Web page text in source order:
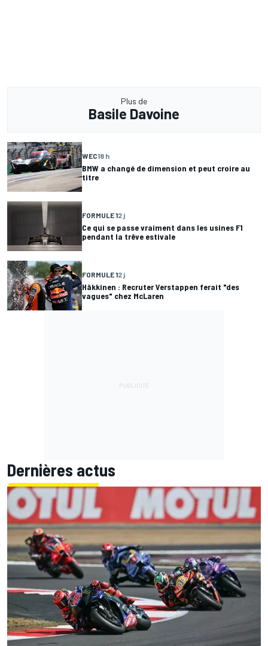
Plus de
Basile Davoine
WEC18 h
BMW a changé de dimension et peut croire au
titre
FORMULE 12 j
Ce qui se passe vraiment dans les usines F1
pendant la trêve estivale
FORMULE 12 j
Häkkinen : Recruter Verstappen ferait "des
vagues" chez McLaren
Dernières actus